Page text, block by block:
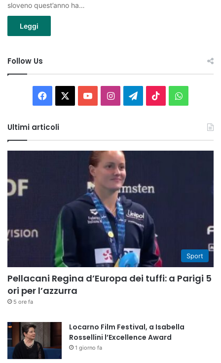
sloveno quest’anno ha…
Leggi
Follow Us
Facebook You InstagramTelegram
TikTok
Ultimi articoli
Sport
Pellacani Regina d’Europa dei tuffi: a Parigi 5
ori per l’azzurra
5 ore fa
Locarno Film Festival, a Isabella
Rossellini l’Excellence Award
1 giorno fa